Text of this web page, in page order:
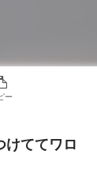
ー
けててワロ